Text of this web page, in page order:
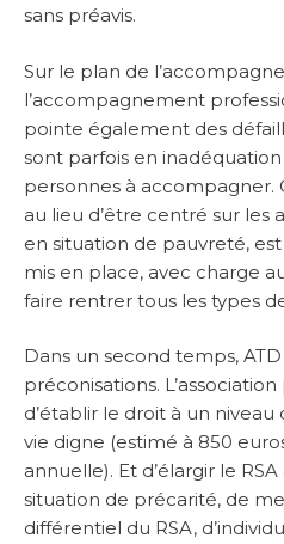
sans préavis.
Sur le plan de
l’accompagnement
pointe également des
sont parfois en
personnes à
au lieu d’être centré sur les
en situation de pauvreté,
mis en place, avec charge
faire rentrer tous les types
Dans un second temps,
préconisations.
d’établir le droit à un
vie digne (estimé à 850
annuelle). Et d’élargir le
situation de précarité, de
différentiel du RSA,